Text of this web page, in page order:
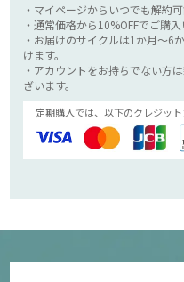
・マイページからいつでも解約可
・通常価格から10%OFFでご購入
・お届けのサイクルは1か月～6
けます。
・アカウントをお持ちでない方
ざいます。
定期購入では、以下のクレジッ